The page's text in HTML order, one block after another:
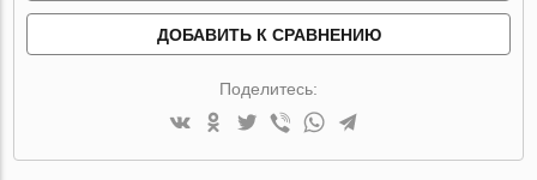
ДОБАВИТЬ К СРАВНЕНИЮ
Поделитесь: